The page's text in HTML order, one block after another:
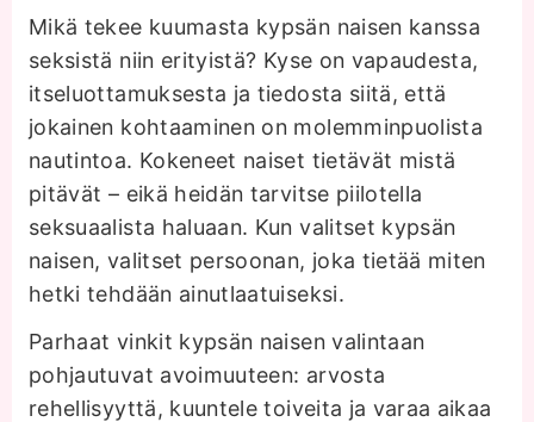
Mikä tekee kuumasta kypsän naisen kanssa
seksistä niin erityistä? Kyse on vapaudesta,
itseluottamuksesta ja tiedosta siitä, että
jokainen kohtaaminen on molemminpuolista
nautintoa. Kokeneet naiset tietävät mistä
pitävät – eikä heidän tarvitse piilotella
seksuaalista haluaan. Kun valitset kypsän
naisen, valitset persoonan, joka tietää miten
hetki tehdään ainutlaatuiseksi.
Parhaat vinkit kypsän naisen valintaan
pohjautuvat avoimuuteen: arvosta
rehellisyyttä, kuuntele toiveita ja varaa aikaa